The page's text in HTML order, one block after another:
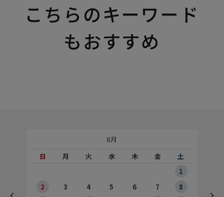
こちらのキーワード
もおすすめ
8月
日
月 火 水 木 金
土
1
2
3 4 5 6 7
8